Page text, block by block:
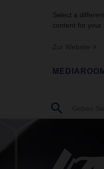
Select a
content for your
Zur Website
MEDIAROOM